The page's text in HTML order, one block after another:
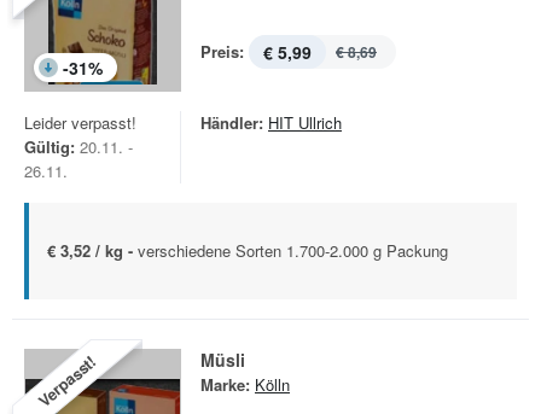
-31%
Preis: € 5,99 € 8,69
Leider verpasst!
Gültig: 20.11. -
26.11.
Händler: HIT Ullrich
€ 3,52 / kg - verschiedene Sorten 1.700-2.000 g Packung
Verpasst! Müsli
Marke: Kölln